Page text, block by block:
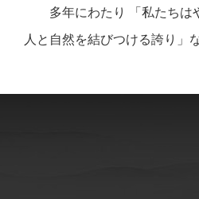
多年にわたり 「私たちは
人と自然を結びつける誇り」